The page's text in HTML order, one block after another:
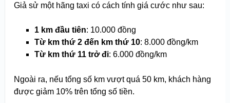
Giả sử một hãng taxi có cách tính giá cước như sau:
1 km đầu tiên: 10.000 đồng
Từ km thứ 2 đến km thứ 10: 8.000 đồng/km
Từ km thứ 11 trở đi: 6.000 đồng/km
Ngoài ra, nếu tổng số km vượt quá 50 km, khách hàng
được giảm 10% trên tổng số tiền.